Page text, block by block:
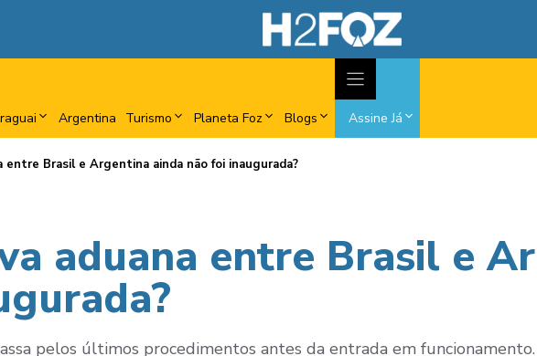
Argentina Turismo Planeta Foz Blogs Assine Já
entre Brasil e Argentina ainda não foi inaugurada?
aduana entre Brasil e
pelos últimos procedimentos antes da entrada em funcionamento.